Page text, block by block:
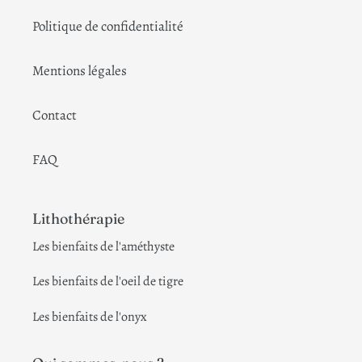
Politique de confidentialité
Mentions légales
Contact
FAQ
Lithothérapie
Les bienfaits de l'améthyste
Les bienfaits de l'oeil de tigre
Les bienfaits de l'onyx